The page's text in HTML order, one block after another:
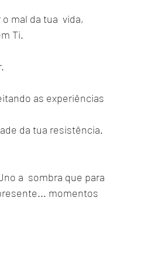
mal da tua  vida,
Ti.
as experiências
da tua resistência.
a  sombra que para
momentos